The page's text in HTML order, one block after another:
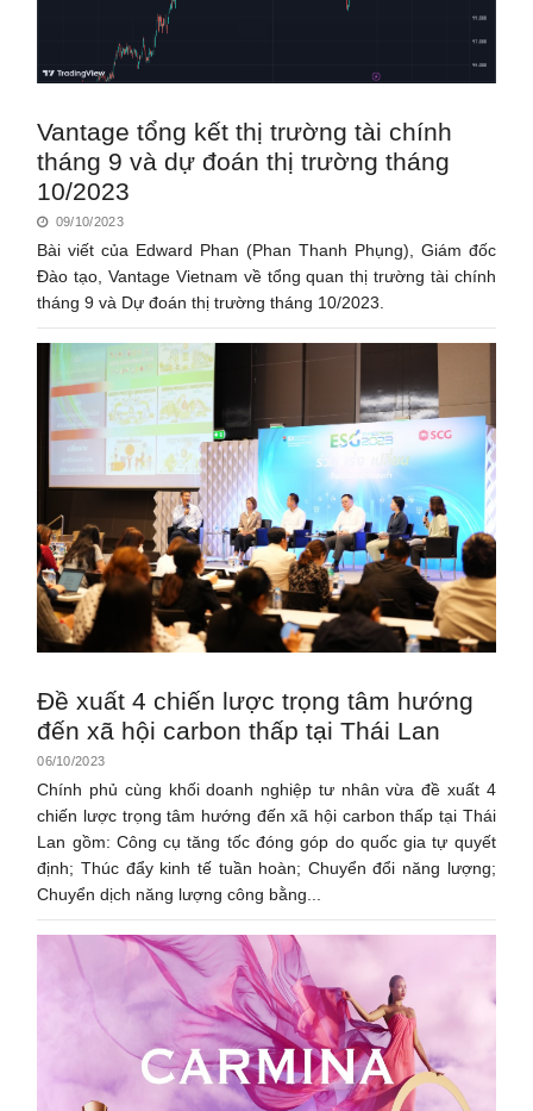
Vantage tổng kết thị trường tài chính
tháng 9 và dự đoán thị trường tháng
10/2023
09/10/2023
Bài viết của Edward Phan (Phan Thanh Phụng), Giám đốc
Đào tạo, Vantage Vietnam về tổng quan thị trường tài chính
tháng 9 và Dự đoán thị trường tháng 10/2023.
Đề xuất 4 chiến lược trọng tâm hướng
đến xã hội carbon thấp tại Thái Lan
06/10/2023
Chính phủ cùng khối doanh nghiệp tư nhân vừa đề xuất 4
chiến lược trọng tâm hướng đến xã hội carbon thấp tại Thái
Lan gồm: Công cụ tăng tốc đóng góp do quốc gia tự quyết
định; Thúc đẩy kinh tế tuần hoàn; Chuyển đổi năng lượng;
Chuyển dịch năng lượng công bằng...